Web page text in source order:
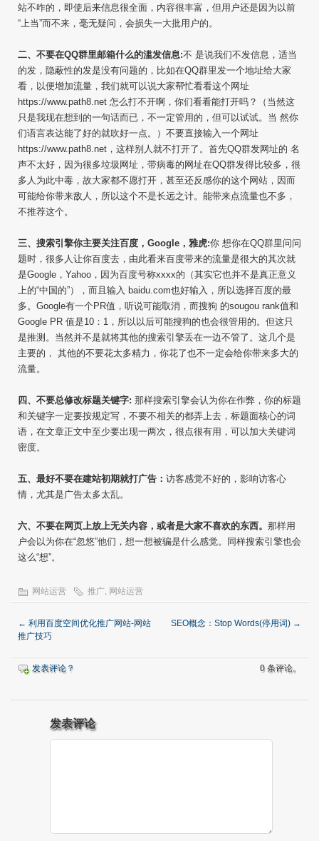
站不咋的，即使后来信息很全面，内容很丰富，但用户还是因为以前
“上当”而不来，毫无疑问，会损失一大批用户的。
二、不要在QQ群里邮箱什么的滥发信息:不 是说我们不发信息，适当
的发，隐蔽性的发是没有问题的，比如在QQ群里发一个地址给大家
看，以便增加流量，我们就可以说大家帮忙看看这个网址
https://www.path8.net 怎么打不开啊，你们看看能打开吗？（当然这
只是我现在想到的一句话而已，不一定管用的，但可以试试。当 然你
们语言表达能了好的就吹好一点。）不要直接输入一个网址
https://www.path8.net，这样别人就不打开了。首先QQ群发网址的 名
声不太好，因为很多垃圾网址，带病毒的网址在QQ群发得比较多，很
多人为此中毒，故大家都不愿打开，甚至还反感你的这个网站，因而
可能给你带来敌人，所以这个不是长远之计。能带来点流量也不多，
不推荐这个。
三、搜索引擎你主要关注百度，Google，雅虎:你 想你在QQ群里问问
题时，很多人让你百度去，由此看来百度带来的流量是很大的其次就
是Google，Yahoo，因为百度号称xxxx的（其实它也并不是真正意义
上的“中国的”），而且输入 baidu.com也好输入，所以选择百度的最
多。Google有一个PR值，听说可能取消，而搜狗 的sougou rank值和
Google PR 值是10：1，所以以后可能搜狗的也会很管用的。但这只
是推测。当然并不是就将其他的搜索引擎丢在一边不管了。这几个是
主要的， 其他的不要花太多精力，你花了也不一定会给你带来多大的
流量。
四、不要总修改标题关键字: 那样搜索引擎会认为你在作弊，你的标题
和关键字一定要按规定写，不要不相关的都弄上去，标题面核心的词
语，在文章正文中至少要出现一两次，很点很有用，可以加大关键词
密度。
五、最好不要在建站初期就打广告： 访客感觉不好的，影响访客心
情，尤其是广告太多太乱。
六、不要在网页上放上无关内容，或者是大家不喜欢的东西。 那样用
户会以为你在“忽悠”他们，想一想被骗是什么感觉。同样搜索引擎也会
这么“想”。
网站运营 推广, 网站运营
← 利用百度空间优化推广网站-网站
推广技巧
SEO概念：Stop Words(停用词) →
发表评论？ 0 条评论。
发表评论